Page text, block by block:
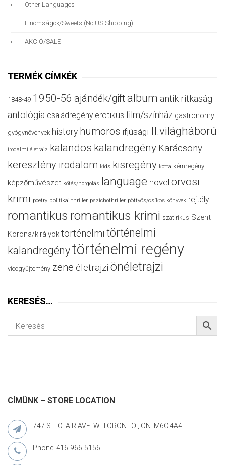
Other Languages
Finomságok/sweets (no US Shipping)
AKCIÓ/SALE
TERMÉK CÍMKÉK
1848-49 1950-56 ajándék/giftalbum antik ritkaság
antológia családregény erotikus film/színház gastronomy
gyógynövények history humoros ifjúsági II.világháború
irodalmi életrajz kalandos kalandregény Karácsony
keresztény irodalom kids kisregény kotta kémregény
képzőművészet kötés/horgolás language novel orvosi
krimi poetry politikai thriller pszichothriller pöttyös/csíkos könyvek rejtély
romantikus romantikus krimi szatirikus Szent
Korona/királyok történelmi történelmi
kalandregénytörténelmi regény
viccgyűjtemény zene életrajzi önéletrajzi
KERESÉS…
CÍMÜNK – STORE LOCATION
747 ST. CLAIR AVE. W. TORONTO , ON. M6C 4A4
Phone: 416-966-5156